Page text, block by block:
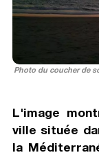
Photo du coucher de
L'image
ville située
la